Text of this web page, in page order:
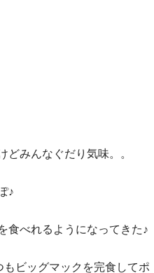
どみんなぐだり気味。。
♪
食べれるようになってきた♪
ビッグマックを完食してポ